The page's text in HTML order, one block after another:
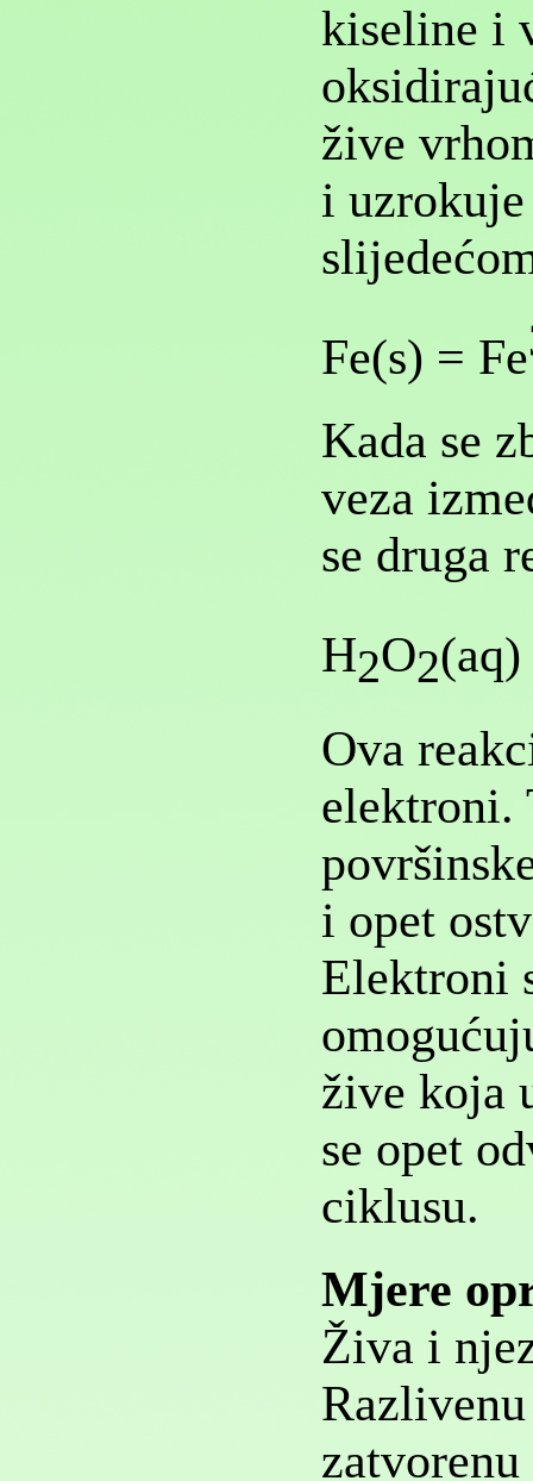
kiseline i
žive
i
Fe(s) = Fe
Kada se
veza
se druga
H2O2
Ova
elektroni.
i opet
Elektroni
žive koja
se opet
ciklusu.
Mjere
Živa i